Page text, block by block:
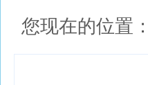
您现在的位置：